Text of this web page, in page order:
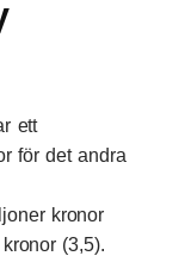
ett
för det andra
kronor
(3,5).